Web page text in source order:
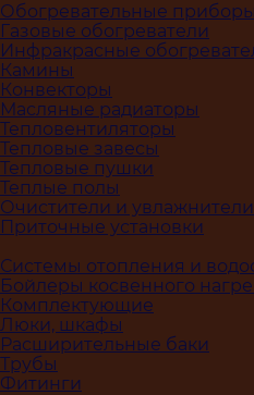
Обогревательные приборы
Газовые обогреватели
Инфракрасные
Камины
Конвекторы
Масляные радиаторы
Тепловентиляторы
Тепловые завесы
Тепловые пушки
Теплые полы
Очистители и увлажнители
Приточные установки
Системы отопления и
Бойлеры косвенного
Комплектующие
Люки, шкафы
Расширительные баки
Трубы
Фитинги